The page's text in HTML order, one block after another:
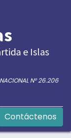
e Islas
N° 26.206
Contáctenos